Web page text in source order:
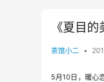
《夏目
茶馆小二 •
5月10 日，暖心